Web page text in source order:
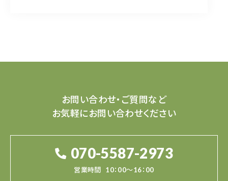
お問い合わせ・ご質問など
お気軽にお問い合わせください
070-5587-2973
営業時間 10：00～16：00